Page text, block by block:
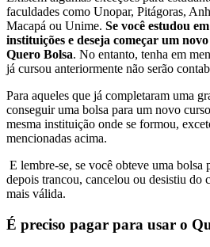
faculdades como Unopar, Pitágoras,
Macapá ou Unime. Se você estudou
instituições e deseja começar um
Quero Bolsa. No entanto, tenha em
já cursou anteriormente não serão
Para aqueles que já completaram uma
conseguir uma bolsa para um novo
mesma instituição onde se formou,
mencionadas acima.
E lembre-se, se você obteve uma bolsa
depois trancou, cancelou ou desistiu do
mais válida.
É preciso pagar para usar o